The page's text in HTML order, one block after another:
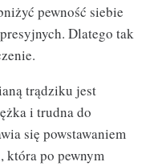
pewność siebie
Dlatego tak
trądziku jest
i trudna do
się powstawaniem
która po pewnym